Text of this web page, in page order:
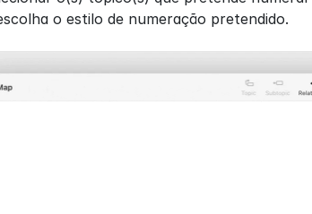
o estilo de numeração pretendido.